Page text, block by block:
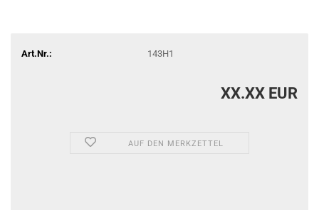
Art.Nr.: 143H1
XX.XX EUR
AUF DEN MERKZETTEL